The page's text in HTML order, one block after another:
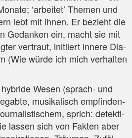
‘arbei­tet’ The­men und
lebt mit ihnen. Er bezieht die
Gedan­ken ein, macht sie mit
ver­traut, initi­iert inne­re Dia­
(Wie wür­de ich mich ver­hal­ten
Wesen (sprach- und
musi­ka­lisch emp­fin­den­
sprich: detek­ti­
las­sen sich von Fak­ten aber